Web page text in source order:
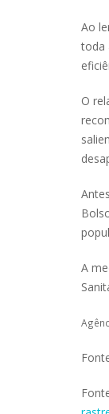
Ao
toda
O
A